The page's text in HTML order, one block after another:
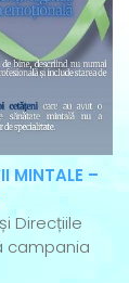
MINTALE –
Direcțiile
campania